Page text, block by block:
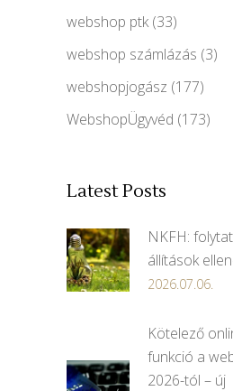
webshop ptk(33)
webshop számlázás (3)
webshopjogász (177)
WebshopÜgyvéd (173)
Latest Posts
NKFH:
állítások
2026.07.06.
Kötelező
funkció a
2026-tól – új